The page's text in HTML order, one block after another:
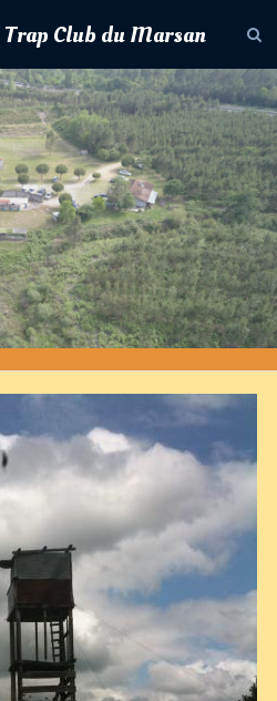
Club du Marsan